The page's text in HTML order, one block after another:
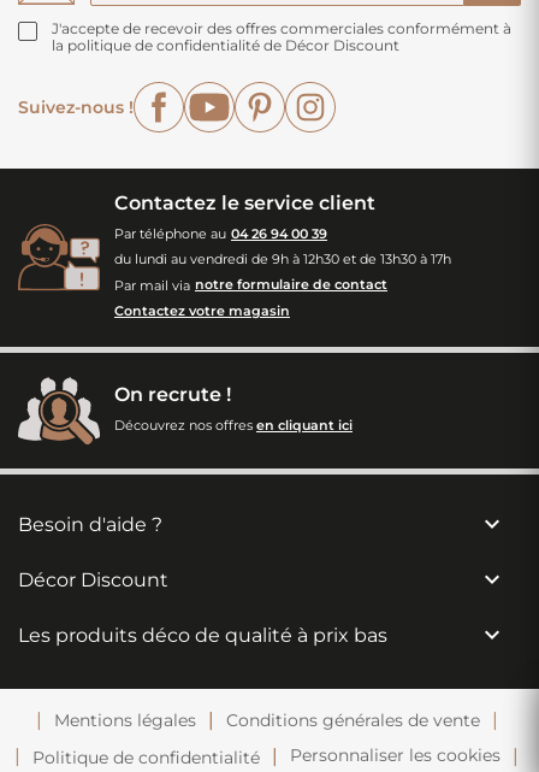
J'accepte de recevoir des offres commerciales conformément à
la politique de confidentialité de Décor Discount
Suivez-nous !
FacebookYouTubePinterest
Contactez le service client
Par téléphone au 04 26 94 00 39
du lundi au vendredi de 9h à 12h30 et de 13h30 à 17h
Par mail via notre formulaire de contact
Contactez votre magasin
On recrute !
Découvrez nos offres en cliquant ici
Besoin d'aide ? 
Décor Discount 
Les produits déco de qualité à prix bas 
Mentions légales
Conditions générales de vente
Politique de confidentialité
Personnaliser les cookies